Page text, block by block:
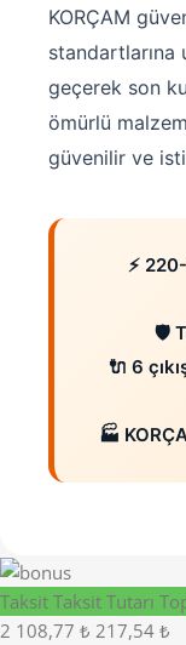
KORÇAM
standartlarına
geçerek son
ömürlü
güvenilir ve
⚡
🛡️
🔌 6
🏭
Taksit Taksit Tutarı
2 108,77 ₺ 217,54 ₺